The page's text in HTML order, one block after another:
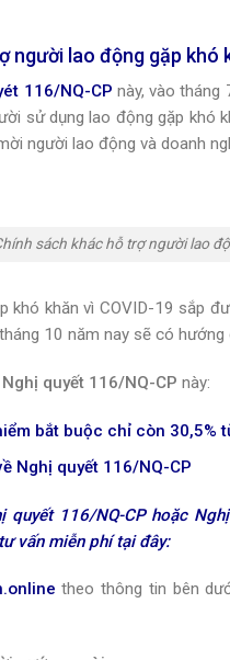
người lao động gặp khó
116/NQ-CP này, vào tháng
sử dụng lao động gặp khó
người lao động và doanh
sách khác hỗ trợ người lao
khó khăn vì COVID-19 sắp
10 năm nay sẽ có
Nghị quyết 116/NQ-CP này:
bắt buộc chỉ còn 30,5%
Nghị quyết 116/NQ-CP
quyết 116/NQ-CP hoặc
vấn miễn phí tại đây:
theo thông tin bên